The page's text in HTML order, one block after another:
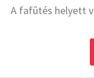
A fafûtés helyett